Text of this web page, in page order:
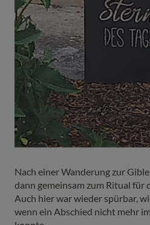
Nach einer Wanderung zur
dann gemeinsam zum Ritual für
Auch hier war wieder spürbar,
wenn ein Abschied nicht mehr